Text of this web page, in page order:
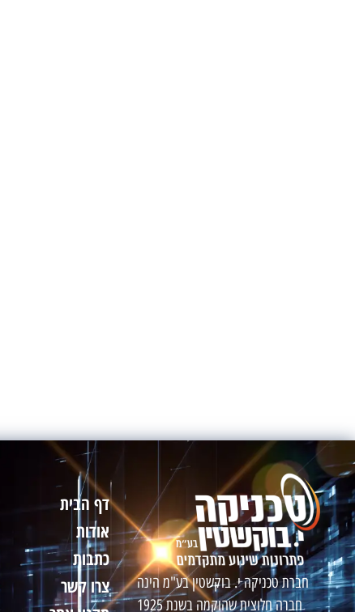
חברת טכניקה י. בוקשטין בע"מ הינה
חברה חלוצית שהוקמה בשנת 1925
דף הבית
אודות
כתבות
צרו קשר